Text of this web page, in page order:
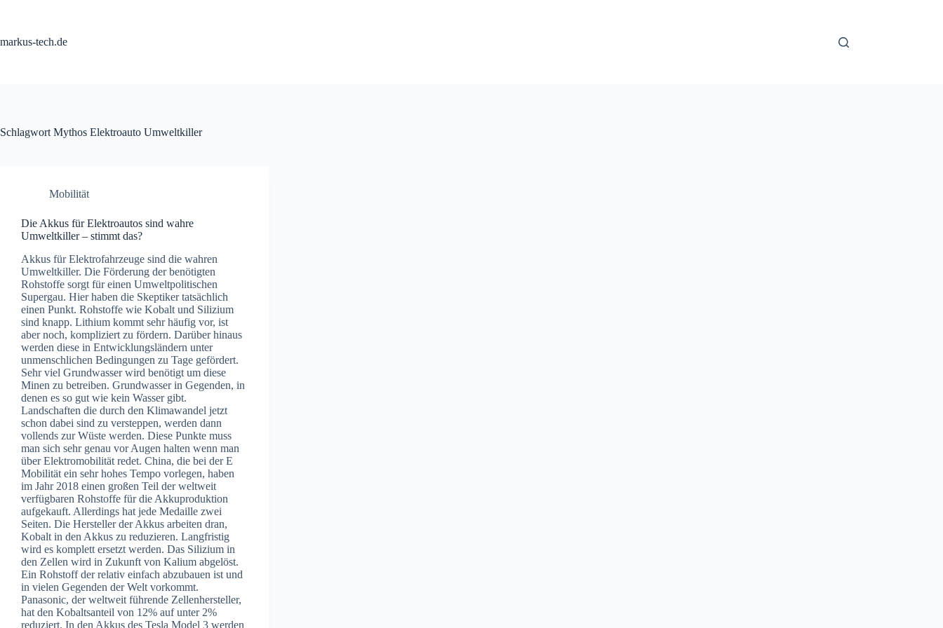
markus-tech.de
Schlagwort Mythos Elektroauto Umweltkiller
Mobilität
Die Akkus für Elektroautos sind wahre
Umweltkiller – stimmt das?
Akkus für Elektrofahrzeuge sind die wahren
Umweltkiller. Die Förderung der benötigten
Rohstoffe sorgt für einen Umweltpolitischen
Supergau. Hier haben die Skeptiker tatsächlich
einen Punkt. Rohstoffe wie Kobalt und Silizium
sind knapp. Lithium kommt sehr häufig vor, ist
aber noch, kompliziert zu fördern. Darüber hinaus
werden diese in Entwicklungsländern unter
unmenschlichen Bedingungen zu Tage gefördert.
Sehr viel Grundwasser wird benötigt um diese
Minen zu betreiben. Grundwasser in Gegenden, in
denen es so gut wie kein Wasser gibt.
Landschaften die durch den Klimawandel jetzt
schon dabei sind zu versteppen, werden dann
vollends zur Wüste werden. Diese Punkte muss
man sich sehr genau vor Augen halten wenn man
über Elektromobilität redet. China, die bei der E
Mobilität ein sehr hohes Tempo vorlegen, haben
im Jahr 2018 einen großen Teil der weltweit
verfügbaren Rohstoffe für die Akkuproduktion
aufgekauft. Allerdings hat jede Medaille zwei
Seiten. Die Hersteller der Akkus arbeiten dran,
Kobalt in den Akkus zu reduzieren. Langfristig
wird es komplett ersetzt werden. Das Silizium in
den Zellen wird in Zukunft von Kalium abgelöst.
Ein Rohstoff der relativ einfach abzubauen ist und
in vielen Gegenden der Welt vorkommt.
Panasonic, der weltweit führende Zellenhersteller,
hat den Kobaltsanteil von 12% auf unter 2%
reduziert. In den Akkus des Tesla Model 3 werden